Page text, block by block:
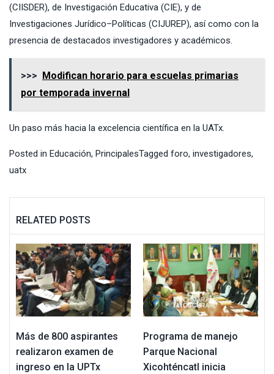
(CIISDER), de Investigación Educativa (CIE), y de
Investigaciones Jurídico–Políticas (CIJUREP), así como con la
presencia de destacados investigadores y académicos.
>>> Modifican horario para escuelas primarias
por temporada invernal
Un paso más hacia la excelencia científica en la UATx.
Posted in Educación, PrincipalesTagged foro, investigadores,
uatx
RELATED POSTS
Más de 800 aspirantes
realizaron examen de
ingreso en la UPTx
Programa de manejo
Parque Nacional
Xicohténcatl inicia